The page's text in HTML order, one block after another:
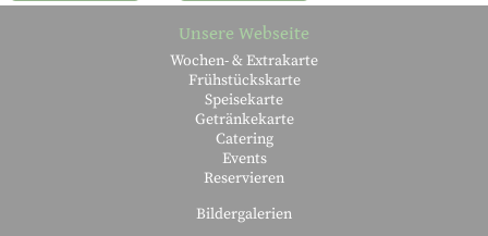
Unsere Webseite
Wochen- & Extrakarte
Frühstückskarte
Speisekarte
Getränkekarte
Catering
Events
Reservieren
Bildergalerien